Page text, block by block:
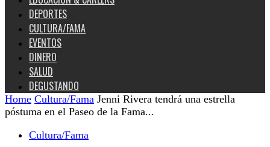
DEPORTES
CULTURA/FAMA
EVENTOS
DINERO
SALUD
DEGUSTANDO
Home Cultura/Fama Jenni Rivera tendrá una estrella
póstuma en el Paseo de la Fama...
Cultura/Fama